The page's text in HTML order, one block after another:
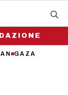
GAZA